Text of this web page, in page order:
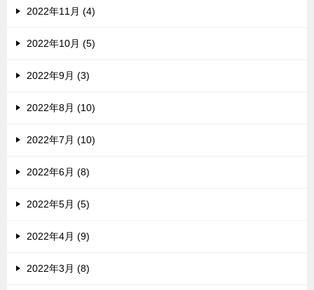
2022年11月 (4)
2022年10月 (5)
2022年9月 (3)
2022年8月 (10)
2022年7月 (10)
2022年6月 (8)
2022年5月 (5)
2022年4月 (9)
2022年3月 (8)